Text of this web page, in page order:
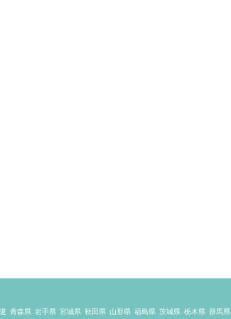
青森県 岩手県 宮城県 秋田県 山形県 福島県 茨城県 栃木県 群馬県